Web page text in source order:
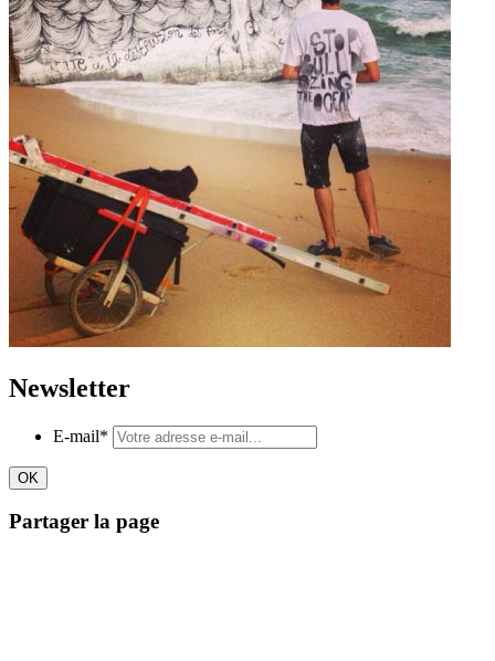
Newsletter
E-mail*
Partager la page